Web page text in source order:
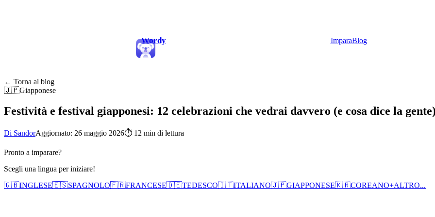
Wordy ImparaBlog
← Torna al blog
🇯🇵Giapponese
Festività e festival giapponesi: 12 celebrazioni che vedrai davvero (e cosa dice la gente)
Di SandorAggiornato: 26 maggio 2026⏱ 12 min di lettura
Pronto a imparare?
Scegli una lingua per iniziare!
🇬🇧INGLESE🇪🇸SPAGNOLO🇫🇷FRANCESE🇩🇪TEDESCO🇮🇹ITALIANO🇯🇵GIAPPONESE🇰🇷COREANO+ALTRO...